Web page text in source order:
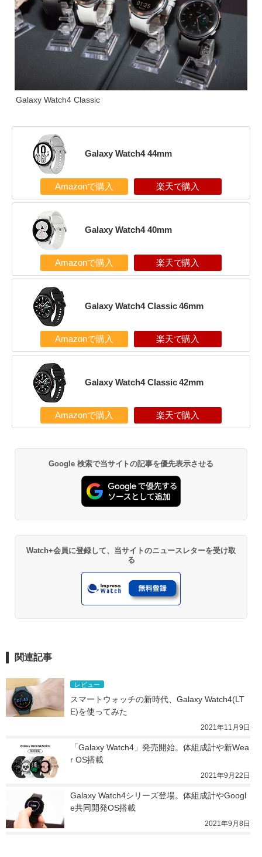
Galaxy Watch4 Classic
Galaxy Watch4 44mm
Amazonで購入 楽天で購入
Galaxy Watch4 40mm
Amazonで購入 楽天で購入
Galaxy Watch4 Classic 46mm
Amazonで購入 楽天で購入
Galaxy Watch4 Classic 42mm
Amazonで購入 楽天で購入
Google 検索で当サイトの記事を優先表示させる
Watch+会員に登録して、当サイトのニュースレターを受け取
る
関連記事
レビュー
スマートウォッチの新時代、Galaxy Watch4(LT
E)を使ってみた
2021年11月9日
「Galaxy Watch4」発売開始。体組成計や新Wea
r OS搭載
2021年9月22日
Galaxy Watch4シリーズ登場。体組成計やGoogl
e共同開発OS搭載
2021年9月8日